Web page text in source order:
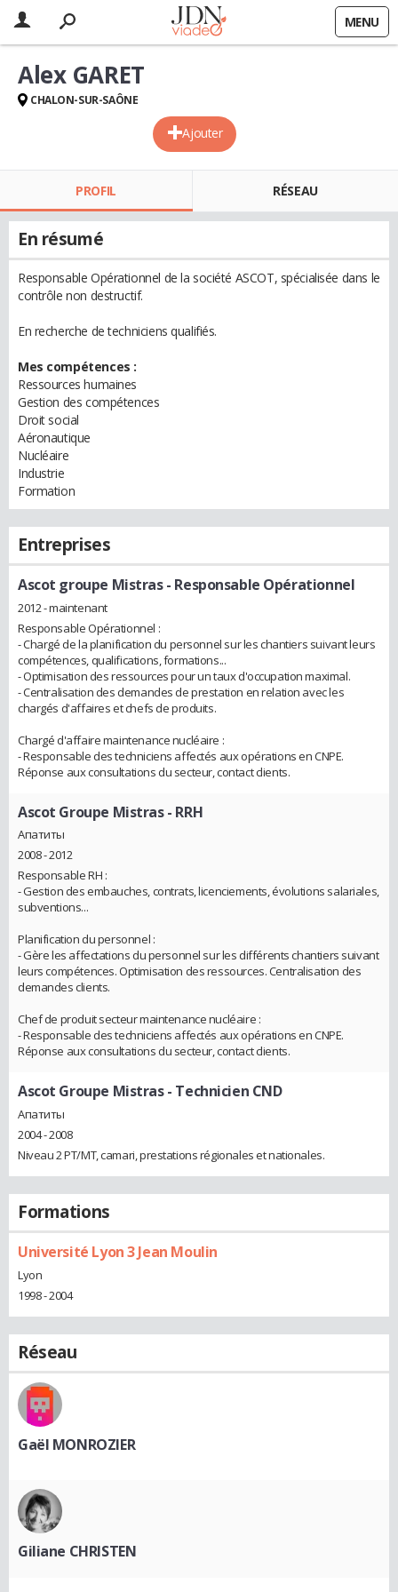
MENU
Ajouter
Alex GARET
CHALON-SUR-SAÔNE
PROFIL RÉSEAU
En résumé
Responsable Opérationnel de la société ASCOT, spécialisée dans le
contrôle non destructif.
En recherche de techniciens qualifiés.
Mes compétences :
Ressources humaines
Gestion des compétences
Droit social
Aéronautique
Nucléaire
Industrie
Formation
Entreprises
Ascot groupe Mistras- Responsable Opérationnel
2012 - maintenant
Responsable Opérationnel :
- Chargé de la planification du personnel sur les chantiers suivant leurs
compétences, qualifications, formations...
- Optimisation des ressources pour un taux d'occupation maximal.
- Centralisation des demandes de prestation en relation avec les
chargés d'affaires et chefs de produits.
Chargé d'affaire maintenance nucléaire :
- Responsable des techniciens affectés aux opérations en CNPE.
Réponse aux consultations du secteur, contact clients.
Ascot Groupe Mistras- RRH
Апатиты
2008 - 2012
Responsable RH :
- Gestion des embauches, contrats, licenciements, évolutions salariales,
subventions...
Planification du personnel :
- Gère les affectations du personnel sur les différents chantiers suivant
leurs compétences. Optimisation des ressources. Centralisation des
demandes clients.
Chef de produit secteur maintenance nucléaire :
- Responsable des techniciens affectés aux opérations en CNPE.
Réponse aux consultations du secteur, contact clients.
Ascot Groupe Mistras- Technicien CND
Апатиты
2004 - 2008
Niveau 2 PT/MT, camari, prestations régionales et nationales.
Formations
Université Lyon 3 Jean Moulin
Lyon
1998 - 2004
Réseau
Gaël MONROZIER
Giliane CHRISTEN